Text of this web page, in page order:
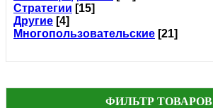
Стратегии [15]
Другие [4]
Многопользовательские [21]
ФИЛЬТР ТОВАРОВ